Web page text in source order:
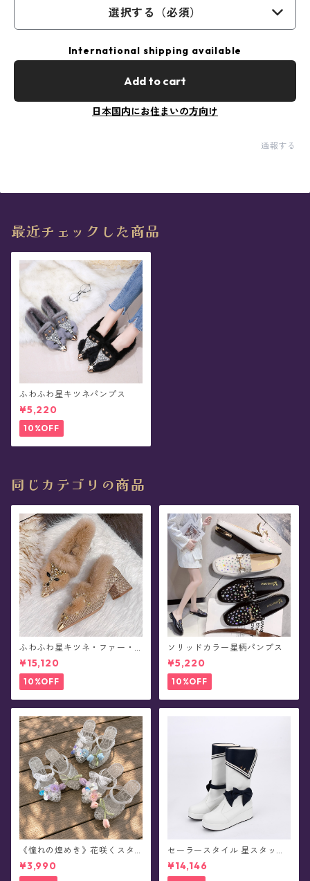
選択する（必須）
International shipping available
Add to cart
日本国内にお住まいの方向け
通報する
最近チェックした商品
ふわふわ星キツネパンプス
¥5,220
10%OFF
同じカテゴリの商品
ふわふわ星キツネ・ファー・
パンプス(全2色)
¥15,120
10%OFF
ソリッドカラー星柄パンプス
¥5,220
10%OFF
《憧れの煌めき》花咲くスタ
ージェリージュエル・サンダ
ル(全3色)
¥3,990
セーラースタイル 星スタッズ
ブーツ(全3色)
¥14,146